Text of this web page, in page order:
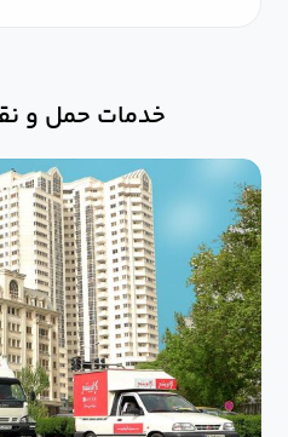
خدمات حمل و